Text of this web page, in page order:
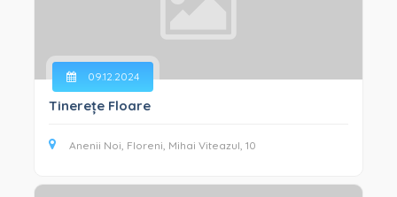
09.12.2024
Tinerețe Floare
Anenii Noi, Floreni, Mihai Viteazul, 10